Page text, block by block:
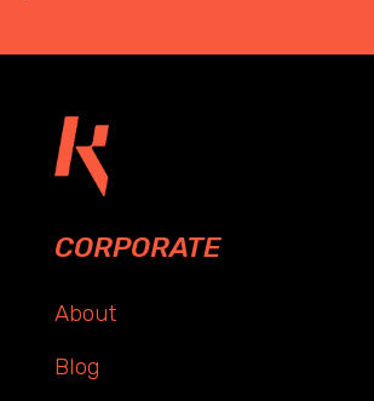
CORPORATE
About
Blog